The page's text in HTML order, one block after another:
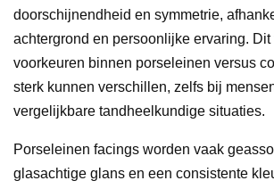
doorschijnendheid en symmetrie,
achtergrond en persoonlijke ervaring.
voorkeuren binnen porseleinen versus
sterk kunnen verschillen, zelfs bij
vergelijkbare tandheelkundige situaties.
Porseleinen facings worden vaak
glasachtige glans en een consistente